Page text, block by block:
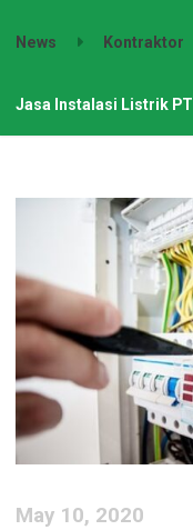
News Kontraktor
Jasa Instalasi Listrik
May 10, 2020